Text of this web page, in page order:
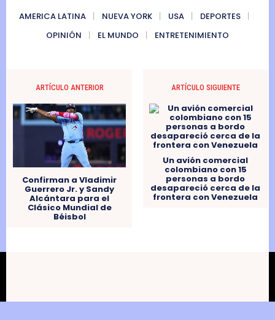
AMERICA LATINA NUEVA YORK USA
DEPORTES
OPINIÓN
EL MUNDO ENTRETENIMIENTO
ARTÍCULO ANTERIOR
Confirman a Vladimir
Guerrero Jr. y Sandy
Alcántara para el
Clásico Mundial de
Béisbol
ARTÍCULO SIGUIENTE
Un avión comercial
colombiano con 15
personas a bordo
desapareció cerca de la
frontera con Venezuela